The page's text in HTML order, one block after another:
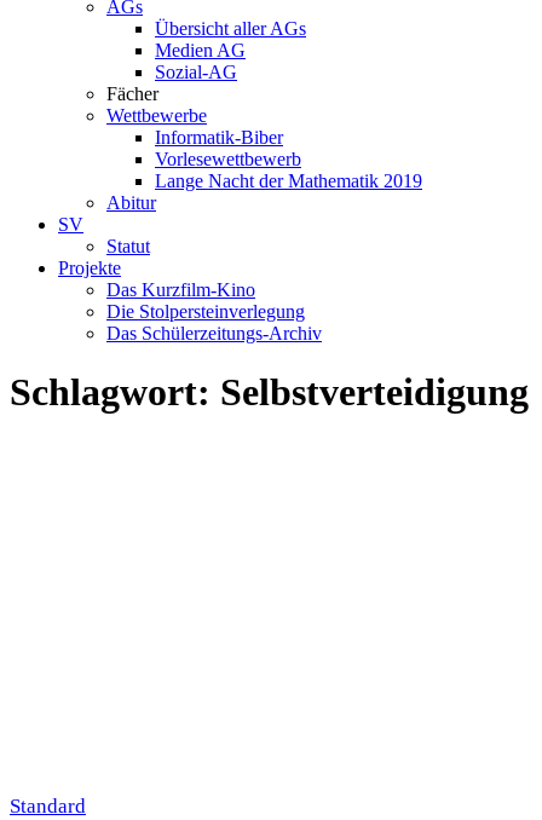
AGs
Übersicht aller AGs
Medien AG
Sozial-AG
Fächer
Wettbewerbe
Informatik-Biber
Vorlesewettbewerb
Lange Nacht der Mathematik 2019
Abitur
SV
Statut
Projekte
Das Kurzfilm-Kino
Die Stolpersteinverlegung
Das Schülerzeitungs-Archiv
Schlagwort: Selbstverteidigung
Standard